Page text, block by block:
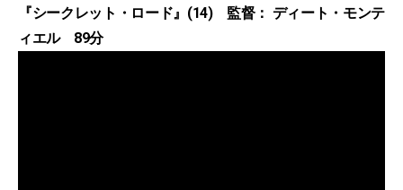
『シークレット・ロード』(14) 監督： ディート・モンテ
ィエル 89分